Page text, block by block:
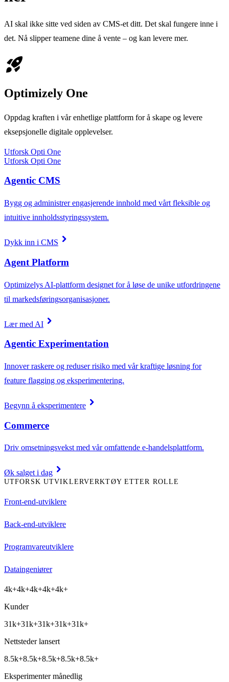
AI skal ikke sitte ved siden av CMS-et ditt. Det skal fungere inne i
det. Nå slipper teamene dine å vente – og kan levere mer.
rocket_launch
Optimizely One
Oppdag kraften i vår enhetlige plattform for å skape og levere
eksepsjonelle digitale opplevelser.
Utforsk Opti One
Utforsk Opti One
Agentic CMS
Bygg og administrer engasjerende innhold med vårt fleksible og
intuitive innholdsstyringssystem.
Dykk inn i CMS chevron_right
Agent Platform
Optimizelys AI-plattform designet for å løse de unike utfordringene
til markedsføringsorganisasjoner.
Lær med AI chevron_right
Agentic Experimentation
Innover raskere og reduser risiko med vår kraftige løsning for
feature flagging og eksperimentering.
Begynn å eksperimentere chevron_right
Commerce
Driv omsetningsvekst med vår omfattende e-handelsplattform.
Øk salget i dag chevron_right
UTFORSK UTVIKLERVERKTØY ETTER ROLLE
Front-end-utviklere
Back-end-utviklere
Programvareutviklere
Dataingeniører
4k+4k+4k+4k+4k+
Kunder
31k+31k+31k+31k+31k+
Nettsteder lansert
8.5k+8.5k+8.5k+8.5k+8.5k+
Eksperimenter månedlig